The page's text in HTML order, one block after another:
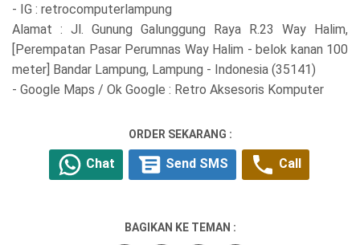
- IG : retrocomputerlampung
Alamat : Jl. Gunung Galunggung Raya R.23 Way Halim,
[Perempatan Pasar Perumnas Way Halim - belok kanan 100
meter] Bandar Lampung, Lampung - Indonesia (35141)
- Google Maps / Ok Google : Retro Aksesoris Komputer
ORDER SEKARANG :
Chat Send SMS Call
BAGIKAN KE TEMAN :